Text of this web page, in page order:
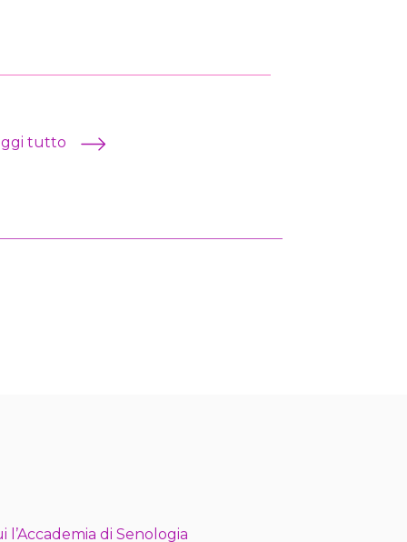
tutto
l’Accademia di Senologia